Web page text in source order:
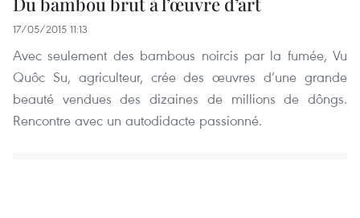
17/05/2015 11:13
Avec seulement des bambous noircis par la fumée, Vu
Quôc Su, agriculteur, crée des œuvres d’une grande
beauté vendues des dizaines de millions de dôngs.
Rencontre avec un autodidacte passionné.